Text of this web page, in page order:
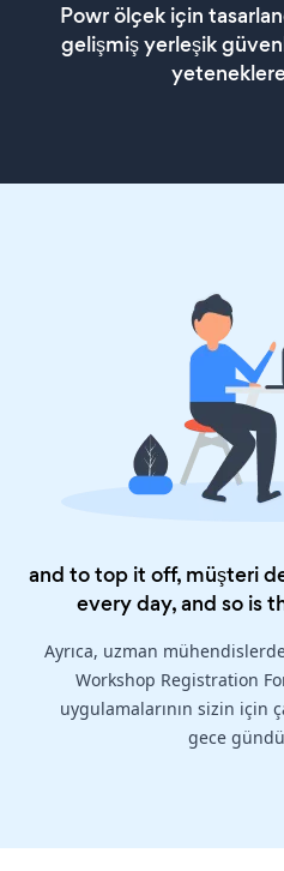
Powr ölçek için
gelişmiş yerleşik
and to top it off, müşteri
every day, and so is
Ayrıca, uzman
Workshop Registration
uygulamalarının sizin için
gece